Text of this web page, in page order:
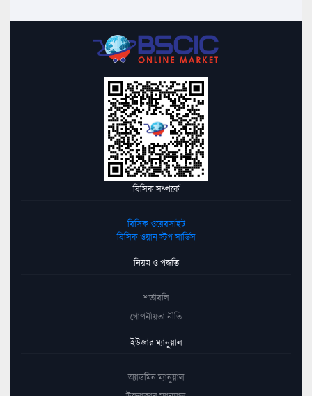
বিসিক সম্পর্কে
বিসিক ওয়েবসাইট
বিসিক ওয়ান স্টপ সার্ভিস
নিয়ম ও পদ্ধতি
শর্তাবলি
গোপনীয়তা নীতি
ইউজার ম্যানুয়াল
অ্যাডমিন ম্যানুয়াল